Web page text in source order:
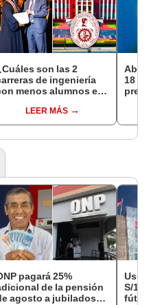
son las 2
de ingeniería
menos alumnos en
menos de 30
LEER MÁS
Abel
18
pagará 25%
de la pensión
agosto a jubilados
S/